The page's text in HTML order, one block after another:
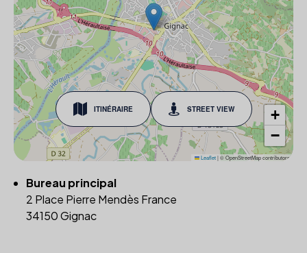
ITINÉRAIRE STREET VIEW
+
−
Leaflet|© OpenStreetMap contributors
Bureau principal
2 Place Pierre Mendès France
34150 Gignac